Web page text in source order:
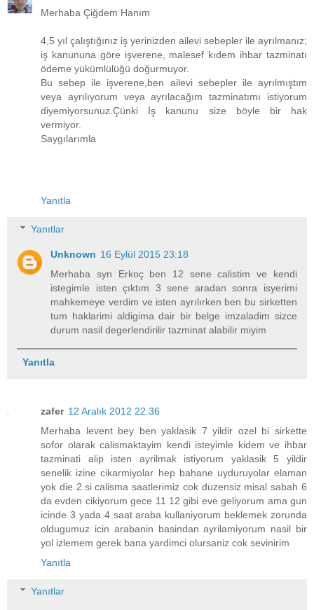
Merhaba Çiğdem Hanım
4,5 yıl çalıştığınız iş yerinizden ailevi sebepler ile ayrılmanız;
iş kanununa göre işverene, malesef kıdem ihbar tazminatı
ödeme yükümlülüğü doğurmuyor.
Bu sebep ile işverene,ben ailevi sebepler ile ayrılmıştım
veya ayrılıyorum veya ayrılacağım tazminatımı istiyorum
diyemiyorsunuz.Çünki İş kanunu size böyle bir hak
vermiyor.
Saygılarımla
Yanıtla
Yanıtlar
Unknown 16 Eylül 2015 23:18
Merhaba syn Erkoç ben 12 sene calistim ve kendi
istegimle isten çıktım 3 sene aradan sonra isyerimi
mahkemeye verdim ve isten ayrılırken ben bu sirketten
tum haklarimi aldigima dair bir belge imzaladim sizce
durum nasil degerlendirilir tazminat alabilir miyim
Yanıtla
zafer 12 Aralık 2012 22:36
Merhaba levent bey ben yaklasik 7 yildir ozel bi sirkette
sofor olarak calismaktayim kendi isteyimle kidem ve ihbar
tazminati alip isten ayrilmak istiyorum yaklasik 5 yildir
senelik izine cikarmiyolar hep bahane uyduruyolar elaman
yok die 2.si calisma saatlerimiz cok duzensiz misal sabah 6
da evden cikiyorum gece 11 12 gibi eve geliyorum ama gun
icinde 3 yada 4 saat araba kullaniyorum beklemek zorunda
oldugumuz icin arabanin basindan ayrilamiyorum nasil bir
yol izlemem gerek bana yardimci olursaniz cok sevinirim
Yanıtla
Yanıtlar